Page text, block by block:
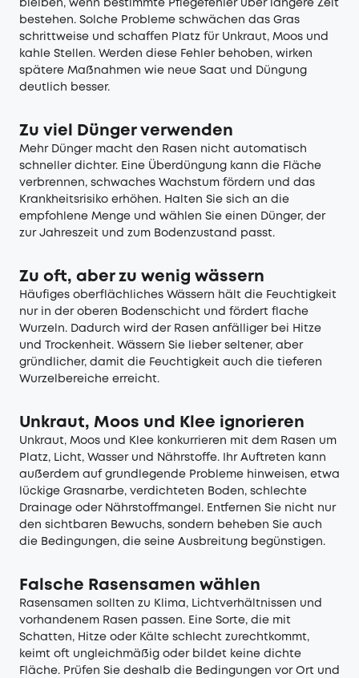
bleiben, wenn bestimmte Pflegefehler über längere Zeit
bestehen. Solche Probleme schwächen das Gras
schrittweise und schaffen Platz für Unkraut, Moos und
kahle Stellen. Werden diese Fehler behoben, wirken
spätere Maßnahmen wie neue Saat und Düngung
deutlich besser.
Zu viel Dünger verwenden
Mehr Dünger macht den Rasen nicht automatisch
schneller dichter. Eine Überdüngung kann die Fläche
verbrennen, schwaches Wachstum fördern und das
Krankheitsrisiko erhöhen. Halten Sie sich an die
empfohlene Menge und wählen Sie einen Dünger, der
zur Jahreszeit und zum Bodenzustand passt.
Zu oft, aber zu wenig wässern
Häufiges oberflächliches Wässern hält die Feuchtigkeit
nur in der oberen Bodenschicht und fördert flache
Wurzeln. Dadurch wird der Rasen anfälliger bei Hitze
und Trockenheit. Wässern Sie lieber seltener, aber
gründlicher, damit die Feuchtigkeit auch die tieferen
Wurzelbereiche erreicht.
Unkraut, Moos und Klee ignorieren
Unkraut, Moos und Klee konkurrieren mit dem Rasen um
Platz, Licht, Wasser und Nährstoffe. Ihr Auftreten kann
außerdem auf grundlegende Probleme hinweisen, etwa
lückige Grasnarbe, verdichteten Boden, schlechte
Drainage oder Nährstoffmangel. Entfernen Sie nicht nur
den sichtbaren Bewuchs, sondern beheben Sie auch
die Bedingungen, die seine Ausbreitung begünstigen.
Falsche Rasensamen wählen
Rasensamen sollten zu Klima, Lichtverhältnissen und
vorhandenem Rasen passen. Eine Sorte, die mit
Schatten, Hitze oder Kälte schlecht zurechtkommt,
keimt oft ungleichmäßig oder bildet keine dichte
Fläche. Prüfen Sie deshalb die Bedingungen vor Ort und